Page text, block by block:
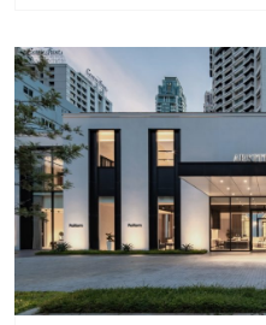
แบบ Double Volume ที่รว
ครอบครัวได้ใช้เวลาร่วมกัน ทั้
บ้านที่ไม่มากนักให้เกิดเป็นพื้
เล่น ส่วนรับประทานอาหาร
พื้นที่ส่วนตัวที่ชั้นบนก็ยังสาม
เดียวได้อีกด้วย การเลือกใช้
ประกอบสีขาว ตัดกับคอนกรี
ช่วยให้แสงธรรมชาติที่เข้ามา
DIRECTORYออกแบบ:
ออกแบบของ INchan
ตึกหน้าแคบธรรมดา แต่ยังเต็
รื่นรมย์ ผ่านการผสานธรรมช
ของความเป็นบ้านให้สอดปร
บ้านที่หายใจได้ เพราะการ
เข้าไปถึงด้านในของที่ดินนั้น